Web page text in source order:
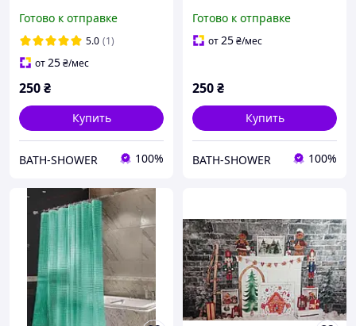
Готово к отправке
5.0 (1)
от25₴/мес
250₴
Купить
BATH-SHOWER 100%
Готово к отправке
от25₴/мес
250₴
Купить
BATH-SHOWER 100%